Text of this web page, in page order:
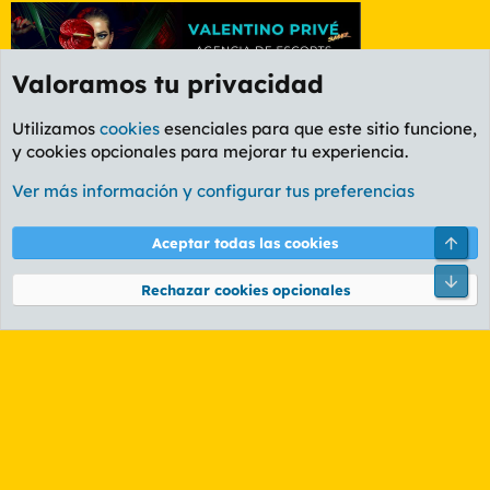
Foro General
Cookies
PL OLDSTYLE AMARILLO
Términos y reglas Política de privacidad Ayuda
Community platform by XenForo® © 2010-2026 XenForo Ltd.
Valoramos tu privacidad
Utilizamos cookies esenciales para que este sitio funcione,
y cookies opcionales para mejorar tu experiencia.
Ver más información y configurar tus preferencias
Aceptar todas las cookies
Rechazar cookies opcionales
Pie